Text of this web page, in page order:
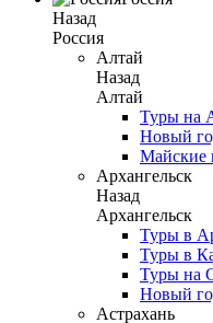
Назад
Россия
Алтай
Назад
Алтай
Туры на
Новый
Майские
Архангельск
Назад
Архангельск
Туры в
Туры в
Туры на
Новый
Астрахань